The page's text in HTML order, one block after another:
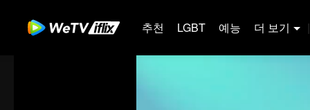
추천 LGBT 예능 더 보기 |